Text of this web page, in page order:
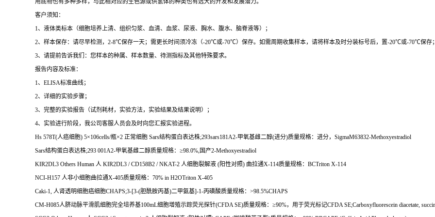
客户须知：
1、液体类标本（细胞培养上清、组织匀浆、血清、血浆、尿液、胸水、腹水、脑脊液等）；
2、样本保存：请尽早检测， 2-8℃保存一天；需更长时间须冷冻（-20℃或-70℃）保存。如需周期收集样本，请将样本及时分装标号后，置-20℃或-70℃保存；
3、请提前告诉我们：您样本的种属、样本数量、待测指标及其他特殊要求。
报告内容及标准：
1、 ELISA标准曲线；
2、详细的实验步骤；
3、完整的实验报告（试剂耗材，实验方法，实验结果及结果说明）；
4、实验进行阶段，我公司客服人员会及时向您汇报实验进程。
Hs 578T(人癌细胞) 5×106cells/瓶×2 正常细胞 Sars结构蛋白表达株;293sars181A2-甲氧基雌二醇(进分)质量规格：进分， SigmaM63832-Methoxyestradiol
Sars结构蛋白表达株;293 001A2-甲氧基雌二醇质量规格：≥98.0%, 国产2-Methoxyestradiol
KIR2DL3 Others Human 人 KIR2DL3 / CD158B2 / NKAT-2 人细胞裂解液 (阳性对照) 曲拉通X-114质量规格： BCTriton X-114
NCI-H157 人非小细胞曲拉通X-405质量规格： 70% in H2OTriton X-405
Caki-1, 人肾透明细胞癌细胞CHAPS;3-[3-(胆酰胺丙基)二甲氨基]-1-丙磺酸质量规格： >98.5%CHAPS
CM-H085人脐动脉平滑肌细胞完全培养基100mL细胞增殖示踪荧光探针(CFDA SE)质量规格：≥90%，用于荧光标记CFDA SE;Carboxyfluorescein diacetate,